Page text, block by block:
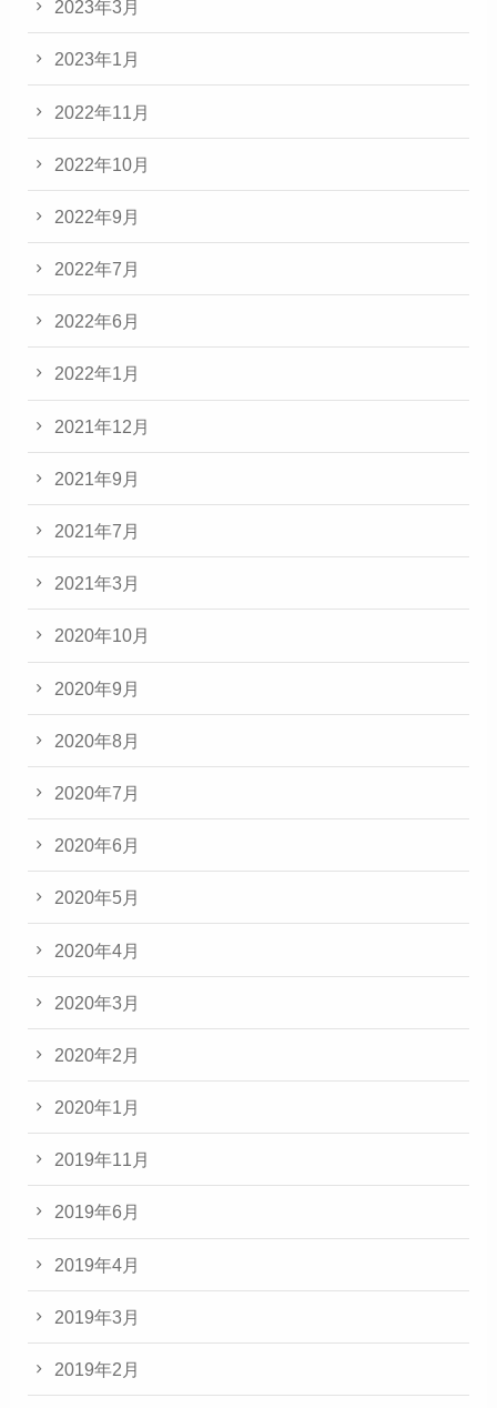
2023年3月
2023年1月
2022年11月
2022年10月
2022年9月
2022年7月
2022年6月
2022年1月
2021年12月
2021年9月
2021年7月
2021年3月
2020年10月
2020年9月
2020年8月
2020年7月
2020年6月
2020年5月
2020年4月
2020年3月
2020年2月
2020年1月
2019年11月
2019年6月
2019年4月
2019年3月
2019年2月